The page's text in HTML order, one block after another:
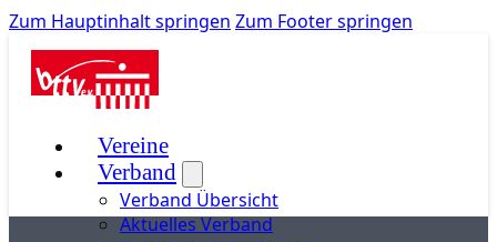
Zum Hauptinhalt springen Zum Footer springen
Vereine
Verband
Verband Übersicht
Aktuelles Verband